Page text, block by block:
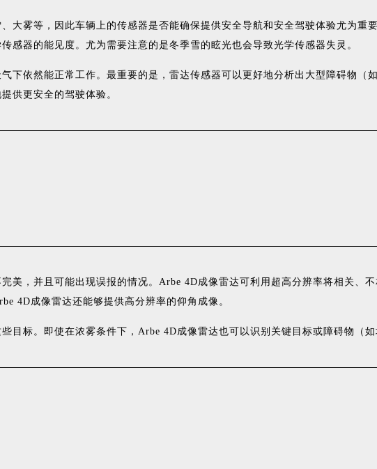
大雾等，因此车辆上的传感器是否能确保提供安全导航和安全驾驶体验尤为重
感器的能见度。尤为需要注意的是冬季雪的眩光也会导致光学传感器失灵。
下依然能正常工作。最重要的是，雷达传感器可以更好地分析出大型障碍物（
供更安全的驾驶体验。
美，并且可能出现误报的情况。 Arbe 4D成像雷达可利用超高分辨率将相关、
rbe 4D成像雷达还能够提供高分辨率的仰角成像。
目标。即使在浓雾条件下， Arbe 4D成像雷达也可以识别关键目标或障碍物（